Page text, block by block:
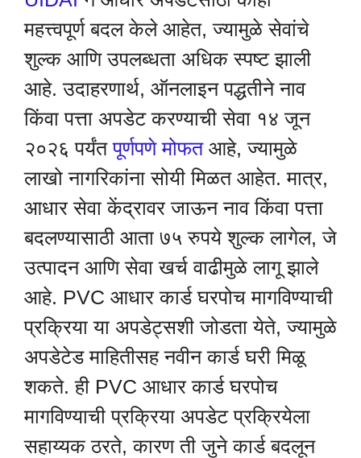
महत्त्वपूर्ण बदल केले आहेत, ज्यामुळे सेवांचे
शुल्क आणि उपलब्धता अधिक स्पष्ट झाली
आहे. उदाहरणार्थ, ऑनलाइन पद्धतीने नाव
किंवा पत्ता अपडेट करण्याची सेवा १४ जून
२०२६ पर्यंतपूर्णपणे मोफतआहे, ज्यामुळे
लाखो नागरिकांना सोयी मिळत आहेत. मात्र,
आधार सेवा केंद्रावर जाऊन नाव किंवा पत्ता
बदलण्यासाठी आता ७५ रुपये शुल्क लागेल, जे
उत्पादन आणि सेवा खर्च वाढीमुळे लागू झाले
आहे. PVC आधार कार्ड घरपोच मागविण्याची
प्रक्रिया या अपडेट्सशी जोडता येते, ज्यामुळे
अपडेटेड माहितीसह नवीन कार्ड घरी मिळू
शकते. ही PVC आधार कार्ड घरपोच
मागविण्याची प्रक्रिया अपडेट प्रक्रियेला
सहाय्यक ठरते, कारण ती जुने कार्ड बदलून